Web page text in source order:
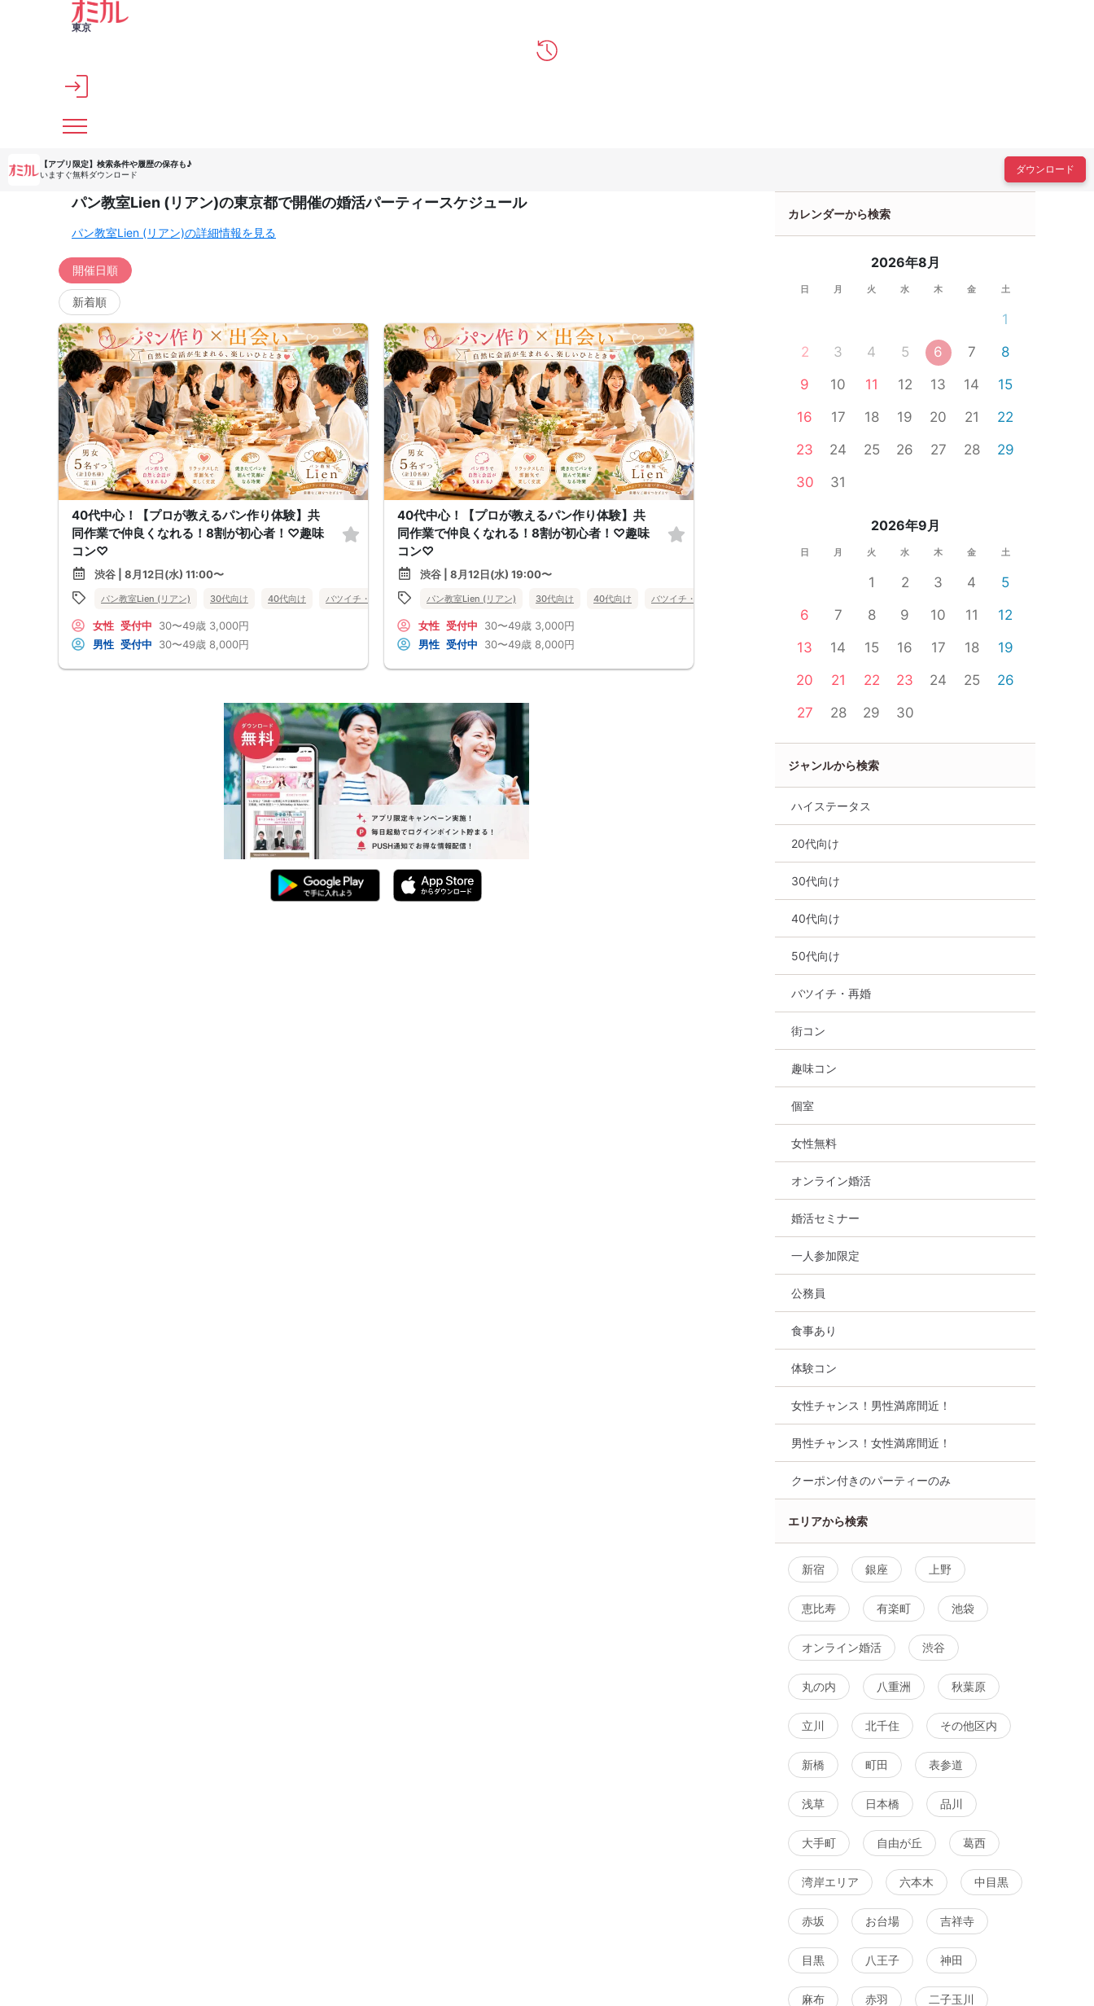
メインコンテンツへスキップ
東京
【アプリ限定】 検索条件や履歴の保存も♪
いますぐ無料ダウンロード
ダウンロード
パン教室Lien (リアン)の東京都で開催の婚活パーティースケジュール
パン教室Lien (リアン)の詳細情報を見る
開催日順
新着順
40代中心！【プロが教えるパン作り体験】共
同作業で仲良くなれる！8割が初心者！♡趣味
コン♡
渋谷 | 8月12日(水) 11:00〜
パン教室Lien (リアン) 30代向け 40代向け バツイチ・再婚 趣味コン 食事あり 体験コン 東京都 渋谷
女性 受付中 30〜49歳 3,000円
男性 受付中 30〜49歳 8,000円
40代中心！【プロが教えるパン作り体験】共
同作業で仲良くなれる！8割が初心者！♡趣味
コン♡
渋谷 | 8月12日(水) 19:00〜
パン教室Lien (リアン) 30代向け 40代向け バツイチ・再婚
女性 受付中 30〜49歳 3,000円
男性 受付中 30〜49歳 8,000円
カレンダーから検索
2026年8月
日 月 火 水 木 金 土
1
2
3 4 5 6 7
8
9
10 11 12 13 14
15
16
17 18 19 20 21
22
23
24 25 26 27 28
29
30
31
2026年9月
日 月 火 水 木 金 土
1 2 3 4
5
6
7 8 9 10 11
12
13
14 15 16 17 18
19
20
21 22 23 24 25
26
27
28 29 30
ジャンルから検索
ハイステータス
20代向け
30代向け
40代向け
50代向け
バツイチ・再婚
街コン
趣味コン
個室
女性無料
オンライン婚活
婚活セミナー
一人参加限定
公務員
食事あり
体験コン
女性チャンス！男性満席間近！
男性チャンス！女性満席間近！
クーポン付きのパーティーのみ
エリアから検索
新宿 銀座 上野
恵比寿 有楽町 池袋
オンライン婚活 渋谷
丸の内 八重洲 秋葉原
立川 北千住 その他区内
新橋 町田 表参道
浅草 日本橋 品川
大手町 自由が丘 葛西
湾岸エリア 六本木 中目黒
赤坂 お台場 吉祥寺
目黒 八王子 神田
麻布 赤羽 二子玉川